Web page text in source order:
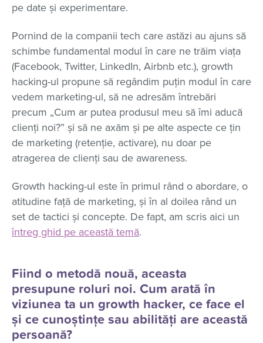
pe date și experimentare.
Pornind de la companii tech care astăzi au ajuns să
schimbe fundamental modul în care ne trăim viața
(Facebook, Twitter, LinkedIn, Airbnb etc.), growth
hacking-ul propune să regândim puțin modul în care
vedem marketing-ul, să ne adresăm întrebări
precum „Cum ar putea produsul meu să îmi aducă
clienți noi?” și să ne axăm și pe alte aspecte ce țin
de marketing (retenție, activare), nu doar pe
atragerea de clienți sau de awareness.
Growth hacking-ul este în primul rând o abordare, o
atitudine față de marketing, și în al doilea rând un
set de tactici și concepte. De fapt, am scris aici un
întreg ghid pe această temă.
Fiind o metodă nouă, aceasta
presupune roluri noi. Cum arată în
viziunea ta un growth hacker, ce face el
și ce cunoștințe sau abilități are această
persoană?